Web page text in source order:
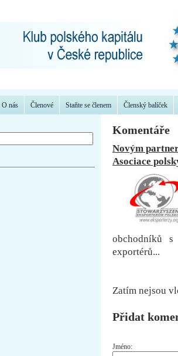
O nás Členové Staňte se členem Členský balíček
Komentáře
Novým
Asociace
obchodníků
exportérů...
Zatím nejsou
Přidat
Jméno: